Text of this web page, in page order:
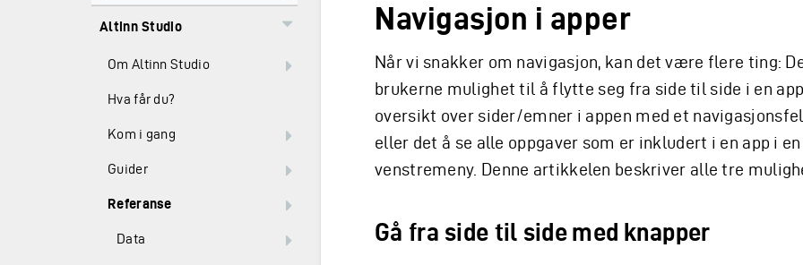
Altinn Studio
Om Altinn Studio
Hva får du?
Kom i gang
Guider
Referanse
Data
Navigasjon i apper
Når vi snakker om navigasjon, kan det være flere ting:
brukerne mulighet til å flytte seg fra side til side i en
oversikt over sider/emner i appen med et
eller det å se alle oppgaver som er inkludert i en app i en
venstremeny. Denne artikkelen beskriver alle tre
Gå fra side til side med knapper